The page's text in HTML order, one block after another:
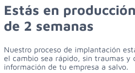
Estás en producción
de 2 semanas
Nuestro proceso de implantación
el cambio sea rápido, sin traumas y
información de tu empresa a salvo.